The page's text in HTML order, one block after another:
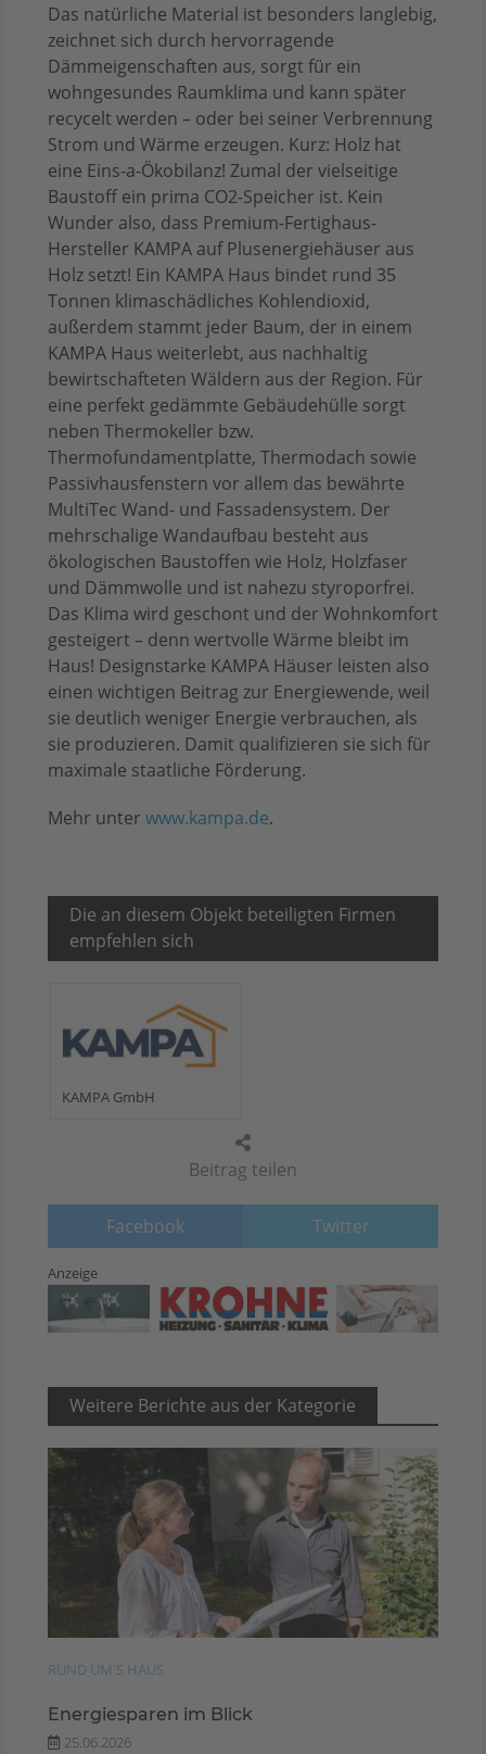
Beitrag teilen
Facebook Twitter
Das natürliche Material ist besonders langlebig,
zeichnet sich durch hervorragende
Dämmeigenschaften aus, sorgt für ein
wohngesundes Raumklima und kann später
recycelt werden – oder bei seiner Verbrennung
Strom und Wärme erzeugen. Kurz: Holz hat
eine Eins-a-Ökobilanz! Zumal der vielseitige
Baustoff ein prima CO2-Speicher ist. Kein
Wunder also, dass Premium-Fertighaus-
Hersteller KAMPA auf Plusenergiehäuser aus
Holz setzt! Ein KAMPA Haus bindet rund 35
Tonnen klimaschädliches Kohlendioxid,
außerdem stammt jeder Baum, der in einem
KAMPA Haus weiterlebt, aus nachhaltig
bewirtschafteten Wäldern aus der Region. Für
eine perfekt gedämmte Gebäudehülle sorgt
neben Thermokeller bzw.
Thermofundamentplatte, Thermodach sowie
Passivhausfenstern vor allem das bewährte
MultiTec Wand- und Fassadensystem. Der
mehrschalige Wandaufbau besteht aus
ökologischen Baustoffen wie Holz, Holzfaser
und Dämmwolle und ist nahezu styroporfrei.
Das Klima wird geschont und der Wohnkomfort
gesteigert – denn wertvolle Wärme bleibt im
Haus! Designstarke KAMPA Häuser leisten also
einen wichtigen Beitrag zur Energiewende, weil
sie deutlich weniger Energie verbrauchen, als
sie produzieren. Damit qualifizieren sie sich für
maximale staatliche Förderung.
Mehr unter www.kampa.de.
Die an diesem Objekt beteiligten Firmen
empfehlen sich
KAMPA GmbH
Anzeige
Weitere Berichte aus der Kategorie
RUND UM'S HAUS
Energiesparen im Blick
25.06.2026